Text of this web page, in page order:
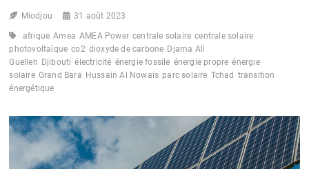
25
BIENTÔT
CONSTRUITE
À
POBÈ
Miodjou 31 août 2023
afrique Amea AMEA Power centrale solaire centrale solaire
photovoltaïque co2 dioxyde de carbone Djama Ali
Guelleh Djibouti électricité énergie fossile énergie propre énergie
solaire Grand Bara Hussain Al Nowais parc solaire Tchad transition
énergétique